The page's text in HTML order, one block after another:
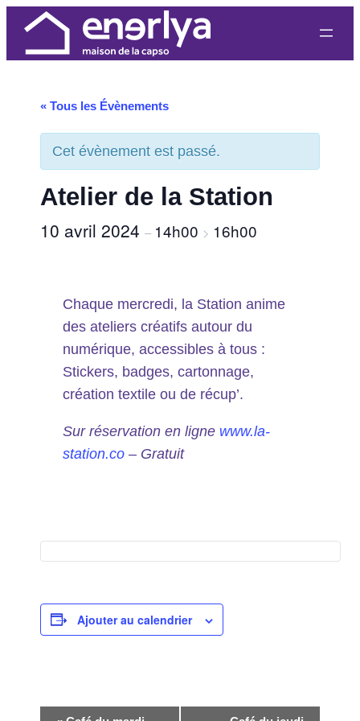
« Tous les Évènements
Cet évènement est passé.
Atelier de la Station
10 avril 2024– 14h00 > 16h00
Chaque mercredi, la Station anime
des ateliers créatifs autour du
numérique, accessibles à tous :
Stickers, badges, cartonnage,
création textile ou de récup’.
Sur réservation en ligne www.la-
station.co – Gratuit
Ajouter au calendrier